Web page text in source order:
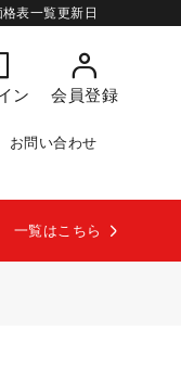
表一覧更新日
ン 会員登録
お問い合わせ
一覧はこちら